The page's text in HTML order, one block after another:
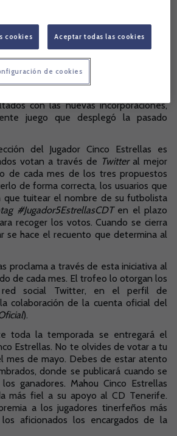
muy agradecido con la afición y
creado este premio, que reconoce el
realizan mes a mes. El canterano
con las nuevas incorporaciones,
juego que desplegó la pasado
del Jugador Cinco Estrellas es
votan a través de Twitteral mejor
de cada mes de los tres propuestos
de forma correcta, los usuarios que
que tuitear el nombre de su futbolista
#Jugador5EstrellasCDTen el plazo
recoger los votos. Cuando se cierra
se hace el recuento que determina al
proclama a través de esta iniciativa al
de cada mes. El trofeo lo otorgan los
social Twitter, en el perfil de
colaboración de la cuenta oficial del
).
toda la temporada se entregará el
Estrellas. No te olvides de votar a tu
mes de mayo. Debes de estar atento
donde se publicará cuando se
ganadores. Mahou Cinco Estrellas
más fiel a su apoyo al CD Tenerife.
a los jugadores tinerfeños más
los aficionados los encargados de la
cookies Aceptar todas las cookies
de cookies